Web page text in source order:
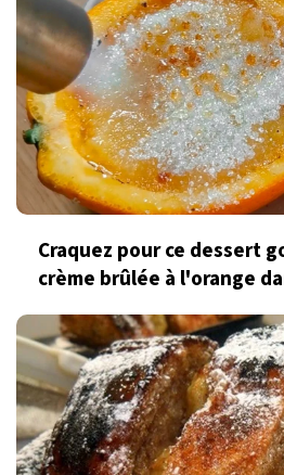
Craquez pour ce dessert
crème brûlée à l'orange